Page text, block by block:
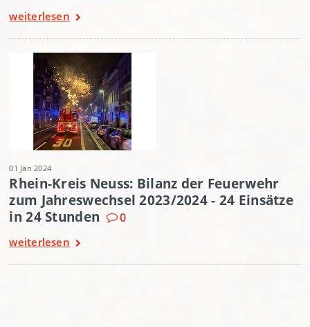
weiterlesen
01 Jän 2024
Rhein-Kreis Neuss: Bilanz der Feuerwehr
zum Jahreswechsel 2023/2024 - 24 Einsätze
in 24 Stunden
0
weiterlesen